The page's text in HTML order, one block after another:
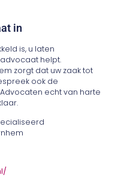
in
is, u laten
helpt.
zorgt dat uw zaak tot
ook de
echt van harte